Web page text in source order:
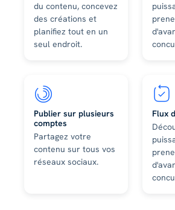
du contenu, concevez
des créations et
planifiez tout en un
seul endroit.
Publier sur plusieurs
comptes
Partagez votre
contenu sur tous vos
réseaux sociaux.
Flux